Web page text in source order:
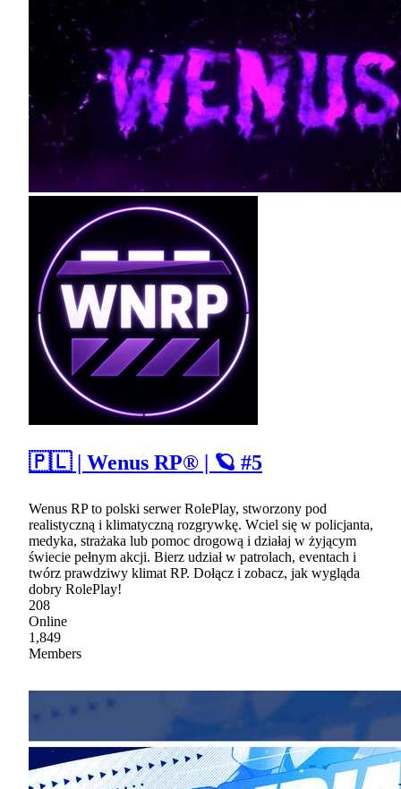
🇵🇱 | Wenus RP® | 🪐 #5
Wenus RP to polski serwer RolePlay, stworzony pod
realistyczną i klimatyczną rozgrywkę. Wciel się w policjanta,
medyka, strażaka lub pomoc drogową i działaj w żyjącym
świecie pełnym akcji. Bierz udział w patrolach, eventach i
twórz prawdziwy klimat RP. Dołącz i zobacz, jak wygląda
dobry RolePlay!
208
Online
1,849
Members